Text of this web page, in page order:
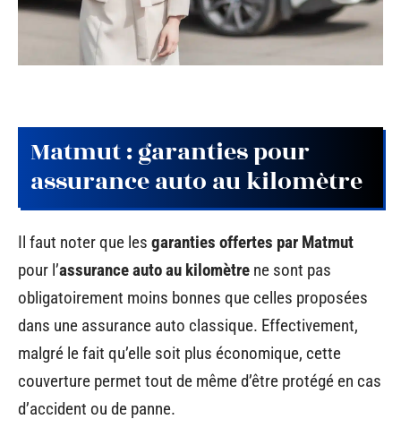
Matmut : garanties pour
assurance auto au kilomètre
Il faut noter que les garanties offertes par Matmut
pour l’assurance auto au kilomètre ne sont pas
obligatoirement moins bonnes que celles proposées
dans une assurance auto classique. Effectivement,
malgré le fait qu’elle soit plus économique, cette
couverture permet tout de même d’être protégé en cas
d’accident ou de panne.